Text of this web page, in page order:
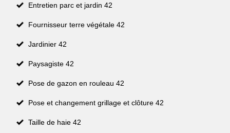
Entretien parc et jardin 42
Fournisseur terre végétale 42
Jardinier 42
Paysagiste 42
Pose de gazon en rouleau 42
Pose et changement grillage et clôture 42
Taille de haie 42